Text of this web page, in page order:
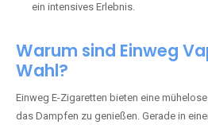
ein intensives Erlebnis.
Warum sind Einweg
Wahl?
Einweg E-Zigaretten bieten eine
das Dampfen zu genießen. Gerade in